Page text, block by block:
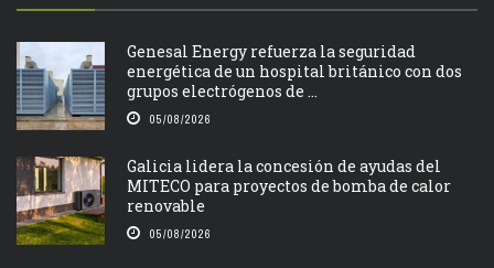
Genesal Energy refuerza la seguridad
energética de un hospital británico con dos
grupos electrógenos de ...
05/08/2026
Galicia lidera la concesión de ayudas del
MITECO para proyectos de bomba de calor
renovable
05/08/2026